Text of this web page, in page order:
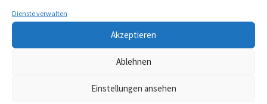
Dienste verwalten
Akzeptieren
Ablehnen
Einstellungen ansehen
Konzerte(5)